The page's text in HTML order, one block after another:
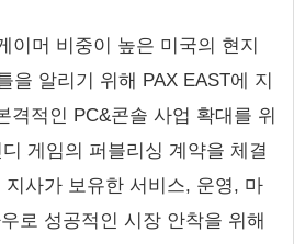
이머 비중이 높은 미국의 현지
을 알리기 위해 PAX EAST에 지
격적인 PC&콘솔 사업 확대를 위
게임의 퍼블리싱 계약을 체결
사가 보유한 서비스, 운영, 마
로 성공적인 시장 안착을 위해